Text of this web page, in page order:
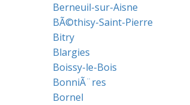
Berneuil-sur-Aisne
BÃ©thisy-Saint-Pierre
Bitry
Blargies
Boissy-le-Bois
BonniÃ¨res
Bornel